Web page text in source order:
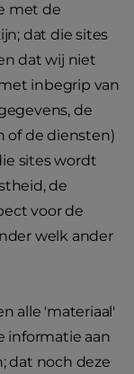
met de
dat die sites
dat wij niet
inbegrip van
de
of de diensten)
sites wordt
de
voor de
welk ander
alle 'materiaal'
informatie aan
dat noch deze